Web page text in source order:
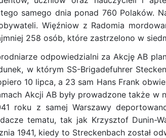
samego dnia ponad 760 Polaków.
Więźniow z Radomia
258 osób, które zastrzelono w
odpowiedzialni za Akcję AB
w którym SS-Brigadefuhrer
10 lipca, a 23 sam Hans Frank
Akcji AB były prowadzone także w
roku z samej Warszawy
tematu, tak jak Krzysztof Dunin-
1941, kiedy to Streckenbach został